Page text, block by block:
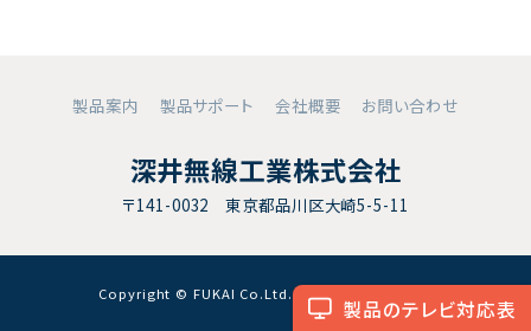
製品のテレビ対応表
製品案内 製品サポート 会社概要 お問い合わせ
深井無線工業株式会社
〒141-0032 東京都品川区大崎5-5-11
Copyright © FUKAI Co.Ltd. All RightsReserved.